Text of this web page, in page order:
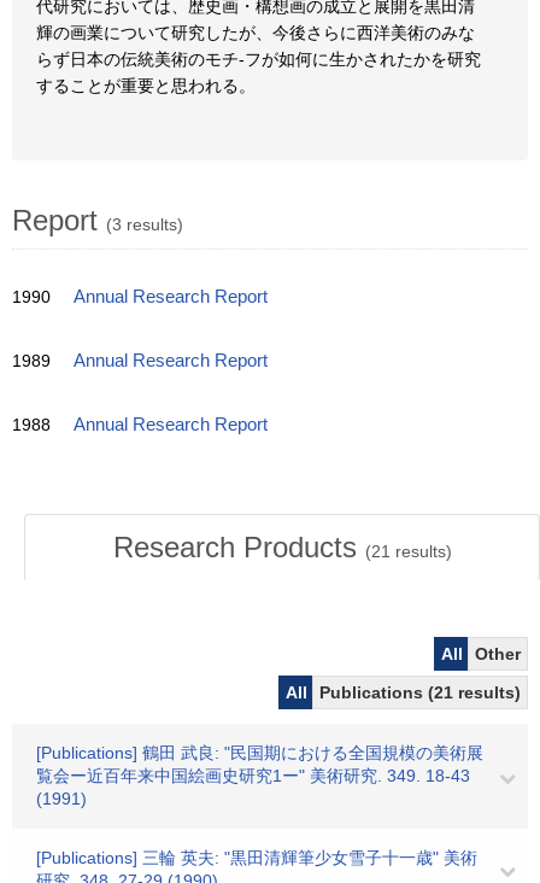
代研究においては、歴史画・構想画の成立と展開を黒田清
輝の画業について研究したが、今後さらに西洋美術のみな
らず日本の伝統美術のモチ-フが如何に生かされたかを研究
することが重要と思われる。
Report (3 results)
1990 Annual Research Report
1989 Annual Research Report
1988 Annual Research Report
Research Products (21 results)
All
Other
All
Publications (21 results)
[Publications] 鶴田 武良: "民国期における全国規模の美術展
覧会ー近百年来中国絵画史研究1ー" 美術研究. 349. 18-43
(1991)
[Publications] 三輪 英夫: "黒田清輝筆少女雪子十一歳" 美術